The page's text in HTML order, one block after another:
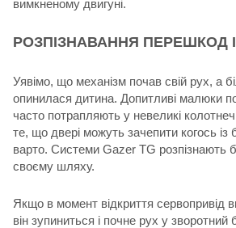
вимкненому двигуні.
РОЗПІЗНАВАННЯ ПЕРЕШКОД
Уявімо, що механізм почав свій рух, а
опинилася дитина. Допитливі малюки
часто потрапляють у невеликі
те, що двері можуть зачепити когось із
варто. Системи Gazer TG розпізнають
своєму шляху.
Якщо в момент відкриття сервопривід
він зупиниться і почне рух у зворотний